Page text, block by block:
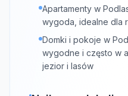
Apartamenty w
wygoda, idealne dla
Domki i pokoje w
wygodne i często w
jezior i lasów